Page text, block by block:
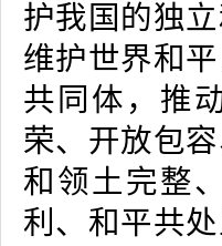
护我国的独
维护世界和
共同体，推
荣、开放包
和领土完整
利、和平共